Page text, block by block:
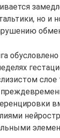
но и